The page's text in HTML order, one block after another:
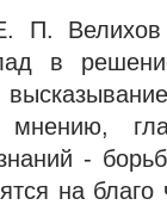
П. Велихов
в
-
на благо